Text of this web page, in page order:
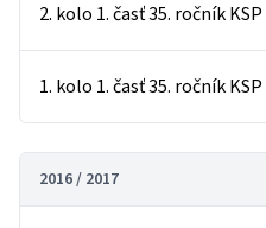
2. kolo 1. časť 35. ročník KSP
1. kolo 1. časť 35. ročník KSP
2016 / 2017